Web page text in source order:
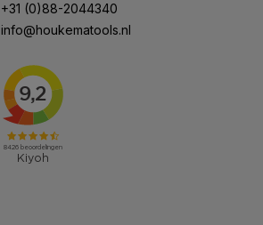
+31 (0)88-2044340
info@houkematools.nl